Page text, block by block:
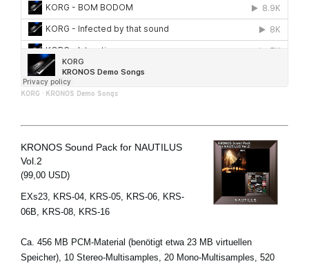
KORG · KRONOS Demo Songs
KRONOS Sound Pack for NAUTILUS
Vol.2
(99,00 USD)
EXs23, KRS-04, KRS-05, KRS-06, KRS-
06B, KRS-08, KRS-16
Ca. 456 MB PCM-Material (benötigt etwa 23 MB virtuellen
Speicher), 10 Stereo-Multisamples, 20 Mono-Multisamples, 520